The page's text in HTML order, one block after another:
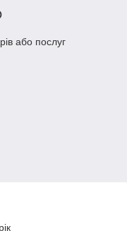
або послуг